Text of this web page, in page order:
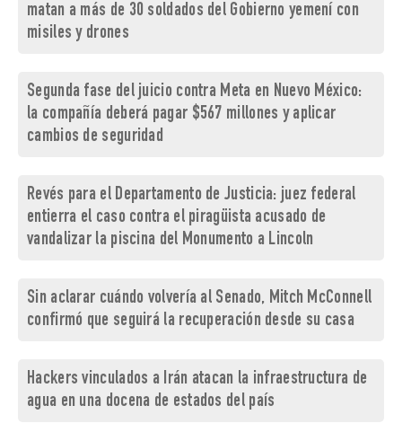
matan a más de 30 soldados del Gobierno yemení con
misiles y drones
Segunda fase del juicio contra Meta en Nuevo México:
la compañía deberá pagar $567 millones y aplicar
cambios de seguridad
Revés para el Departamento de Justicia: juez federal
entierra el caso contra el piragüista acusado de
vandalizar la piscina del Monumento a Lincoln
Sin aclarar cuándo volvería al Senado, Mitch McConnell
confirmó que seguirá la recuperación desde su casa
Hackers vinculados a Irán atacan la infraestructura de
agua en una docena de estados del país